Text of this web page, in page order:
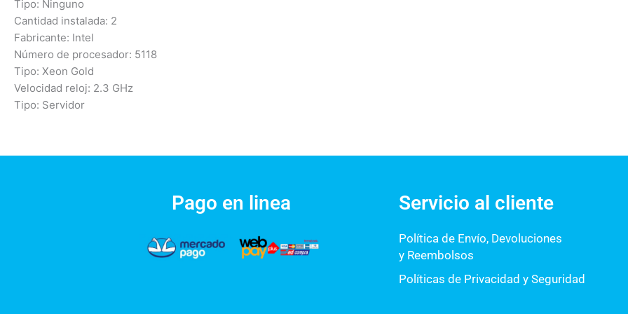
Tipo: Ninguno
Cantidad instalada: 2
Fabricante: Intel
Número de procesador: 5118
Tipo: Xeon Gold
Velocidad reloj: 2.3 GHz
Tipo: Servidor
Pago en linea Servicio al cliente
Política de Envío, Devoluciones
y Reembolsos
Políticas de Privacidad y Seguridad